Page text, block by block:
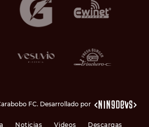
FC. Desarrollado por
Noticias Videos Descargas